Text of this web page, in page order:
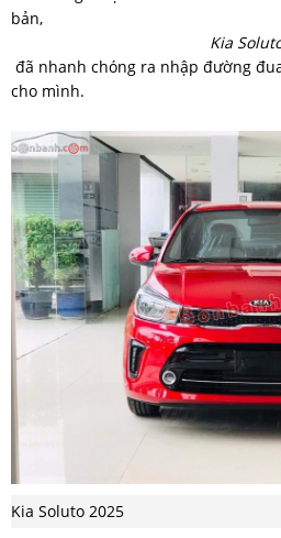
bản,
Kia
đã nhanh chóng ra nhập đường
cho mình.
Kia Soluto 2025